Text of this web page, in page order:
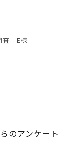
査 E様
のアンケート